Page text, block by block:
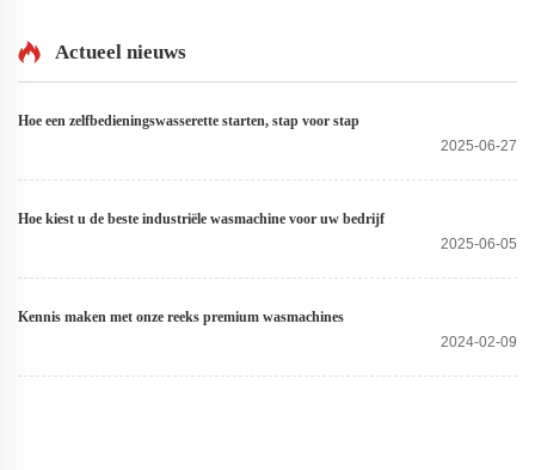
Actueel nieuws
Hoe een zelfbedieningswasserette starten, stap voor stap
2025-06-27
Hoe kiest u de beste industriële wasmachine voor uw bedrijf
2025-06-05
Kennis maken met onze reeks premium wasmachines
2024-02-09